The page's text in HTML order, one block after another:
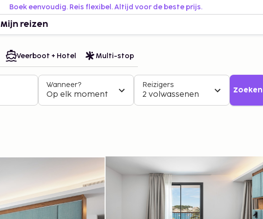
Boek eenvoudig. Reis flexibel. Altijd voor de beste prijs.
Mijn reizen
Veerboot + Hotel Multi-stop
Wanneer?
Op elk moment
Reizigers
2 volwassenen Zoeken